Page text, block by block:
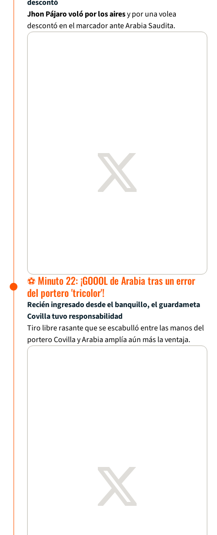
descontó
Jhon Pájaro voló por los airesy por una volea
descontó en el marcador ante Arabia Saudita.
⚽ Minuto 22: ¡GOOOL de Arabia tras un error
del portero 'tricolor'!
Recién ingresado desde el banquillo, el guardameta
Covilla tuvo responsabilidad
Tiro libre rasante que se escabulló entre las manos del
portero Covilla y Arabia amplía aún más la ventaja.